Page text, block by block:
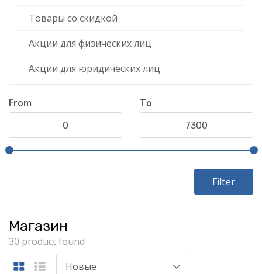
Товары со скидкой
Акции для физических лиц
Акции для юридических лиц
From To
Filter
Магазин
30 product found